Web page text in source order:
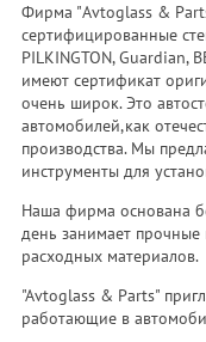
Фирма "Avtoglass &
сертифицированные
PILKINGTON, Guardian,
имеют сертификат
очень широк. Это
автомобилей,как
производства. Мы
инструменты для
Наша фирма основана
день занимает прочные
расходных материалов.
"Avtoglass & Parts"
работающие в